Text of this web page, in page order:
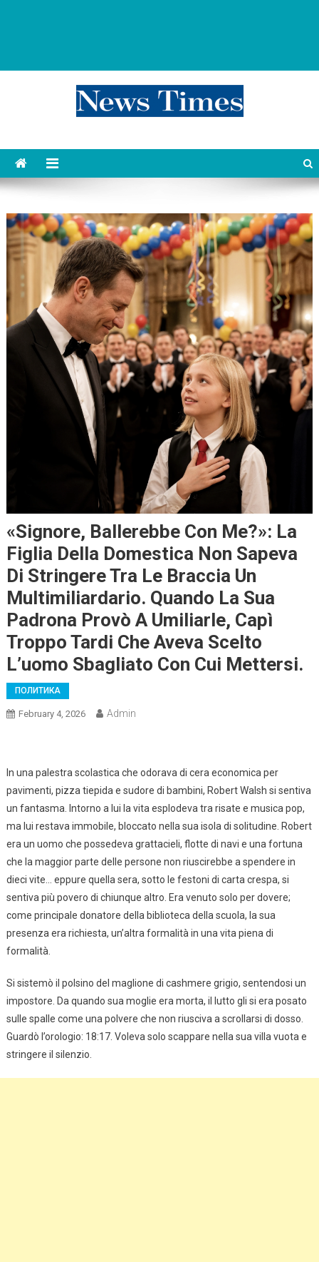
«Signore, Ballerebbe Con Me?»: La
Figlia Della Domestica Non Sapeva
Di Stringere Tra Le Braccia Un
Multimiliardario. Quando La Sua
Padrona Provò A Umiliarle, Capì
Troppo Tardi Che Aveva Scelto
L’uomo Sbagliato Con Cui Mettersi.
ПОЛИТИКА
February 4, 2026 Admin
In una palestra scolastica che odorava di cera economica per
pavimenti, pizza tiepida e sudore di bambini, Robert Walsh si sentiva
un fantasma. Intorno a lui la vita esplodeva tra risate e musica pop,
ma lui restava immobile, bloccato nella sua isola di solitudine. Robert
era un uomo che possedeva grattacieli, flotte di navi e una fortuna
che la maggior parte delle persone non riuscirebbe a spendere in
dieci vite… eppure quella sera, sotto le festoni di carta crespa, si
sentiva più povero di chiunque altro. Era venuto solo per dovere;
come principale donatore della biblioteca della scuola, la sua
presenza era richiesta, un’altra formalità in una vita piena di
formalità.
Si sistemò il polsino del maglione di cashmere grigio, sentendosi un
impostore. Da quando sua moglie era morta, il lutto gli si era posato
sulle spalle come una polvere che non riusciva a scrollarsi di dosso.
Guardò l’orologio: 18:17. Voleva solo scappare nella sua villa vuota e
stringere il silenzio.